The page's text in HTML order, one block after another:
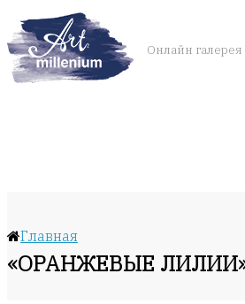
Онлайн
Главная
«ОРАНЖЕВЫЕ